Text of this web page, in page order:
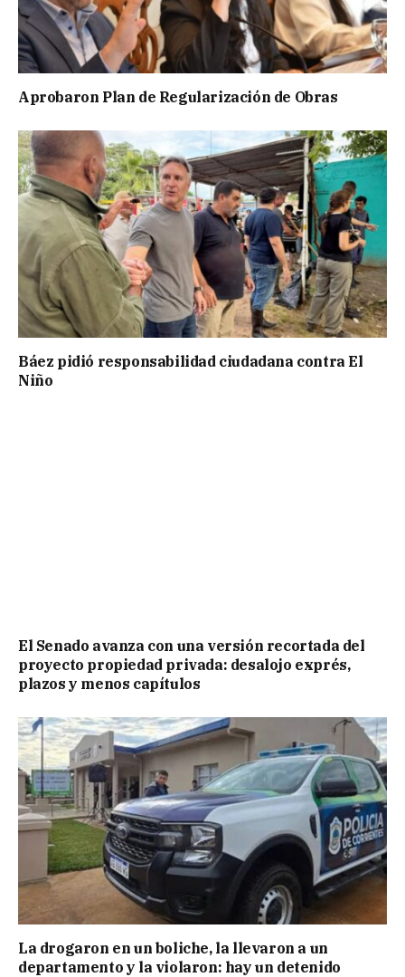
Aprobaron Plan de Regularización de Obras
Báez pidió responsabilidad ciudadana contra El
Niño
El Senado avanza con una versión recortada del
proyecto propiedad privada: desalojo exprés,
plazos y menos capítulos
La drogaron en un boliche, la llevaron a un
departamento y la violaron: hay un detenido